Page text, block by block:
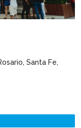
Santa Fe,